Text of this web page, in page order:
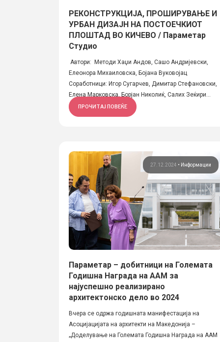
РЕКОНСТРУКЦИЈА, ПРОШИРУВАЊЕ И
УРБАН ДИЗАЈН НА ПОСТОЕЧКИОТ
ПЛОШТАД ВО КИЧЕВО / Параметар
Студио
Автори: Методи Хаџи Андов, Сашо Андријевски,
Елеонора Михаиловска, Бојана Вуковојац
Соработници: Игор Сугарчев, Димитар Стефановски,
Елена Марковска, Борјан Николиќ, Салих Зеќири...
ПРОЧИТАЈ ПОВЕЌЕ
27.12.2024 • Информации
Параметар – добитници на Големата
Годишна Награда на ААМ за
најуспешно реализирано
архитектонско дело во 2024
Вчера се одржа годишната манифестација на
Асоцијацијата на архитекти на Македонија –
„Доделување на Големата Годишна Награда на ААМ